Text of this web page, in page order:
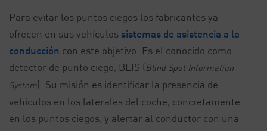
Para evitar los puntos ciegos los fabricantes ya
ofrecen en sus vehículos sistemas de asistencia a la
conducción con este objetivo. Es el conocido como
detector de punto ciego, BLIS (Blind Spot Information
System). Su misión es identificar la presencia de
vehículos en los laterales del coche, concretamente
en los puntos ciegos, y alertar al conductor con una